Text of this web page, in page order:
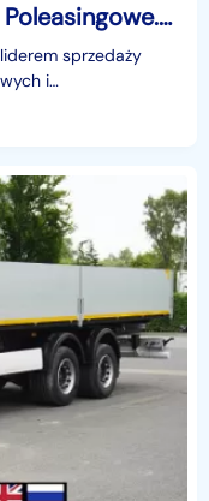
Krone naczepa chłodnia sd Poleasingowe.pl BZ Krone sd sd Poleasingowe.pl BZ
sprzedaży
i
okazję! Zobaczcie